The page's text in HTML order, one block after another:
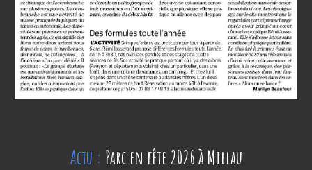
Actu : Parc en fête 2026 à Millau